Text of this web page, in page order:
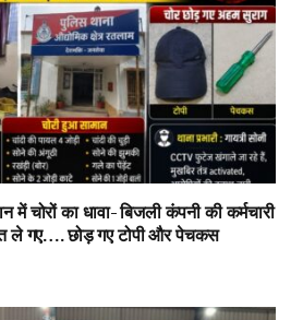
चोरों का धावा- बिजली कंपनी की कर्मचारी
ले गए…. छोड़ गए टोपी और पेचकस